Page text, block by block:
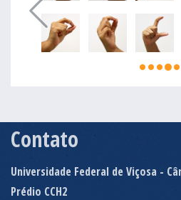
Contato
Universidade Federal de Viçosa -
Prédio CCH2